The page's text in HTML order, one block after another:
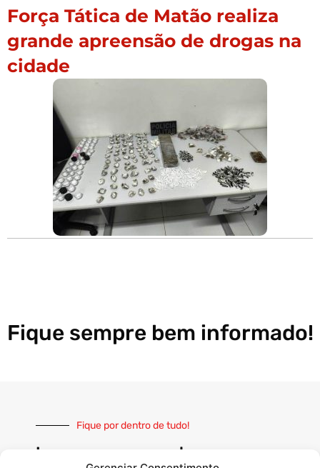
Força Tática de Matão realiza
grande apreensão de drogas na
cidade
Fique sempre bem informado!
Fique por dentro de tudo!
Inscreva-se e receba nossas